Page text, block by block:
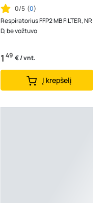
0/5 (0)
Respiratorius FFP2 MB FILTER, NR
D, be vožtuvo
1 49 € / vnt.
Į krepšelį